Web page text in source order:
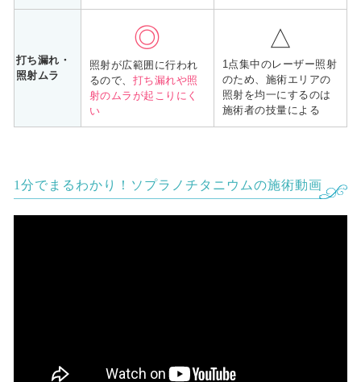
打ち漏れ・
照射ムラ
◎
照射が広範囲に行われ
るので、 打ち漏れや照
射のムラが起こりにく
い
△
1点集中のレーザー照射
のため、施術エリアの
照射を均一にするのは
施術者の技量による
1分でまるわかり！ソプラノチタニウムの施術動画